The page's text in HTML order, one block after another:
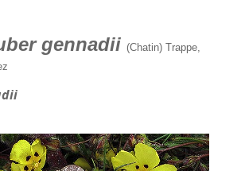
gennadii (Chatin) Trappe,